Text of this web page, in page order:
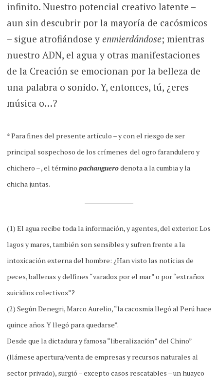
infinito. Nuestro potencial creativo latente –
aun sin descubrir por la mayoría de cacósmicos
– sigue atrofiándose y enmierdándose; mientras
nuestro ADN, el agua y otras manifestaciones
de la Creación se emocionan por la belleza de
una palabra o sonido. Y, entonces, tú, ¿eres
música o…?
* Para fines del presente artículo – y con el riesgo de ser
principal sospechoso de los crímenes del ogro farandulero y
chichero – , el término pachanguerodenota a la cumbia y la
chicha juntas.
(1) El agua recibe toda la información, y agentes, del exterior. Los
lagos y mares, también son sensibles y sufren frente a la
intoxicación externa del hombre: ¿Han visto las noticias de
peces, ballenas y delfines “varados por el mar” o por “extraños
suicidios colectivos”?
(2) Según Denegri, Marco Aurelio, “la cacosmia llegó al Perú hace
quince años. Y llegó para quedarse”.
Desde que la dictadura y famosa “liberalización” del Chino”
(llámese apertura/venta de empresas y recursos naturales al
sector privado), surgió – excepto casos rescatables – un huayco